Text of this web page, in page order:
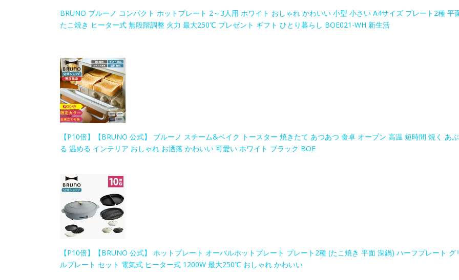
BRUNO ブルーノ コンパクト ホットプレート 2～3人用 ホワイト おしゃれ かわいい 小型 小さい A4サイズ プレート2種 平
たこ焼き ヒーター式 無段階調整 火力 最大250℃ プレゼント ギフト ひとり暮らし BOE021-WH 新生活
【P10倍】【BRUNO 公式】 ブルーノ スチーム&ベイク トースター 焼きたて あつあつ 食卓 オープン 高温 短時間 焼く あぶ
る 温める インテリア おしゃれ お洒落 かわいい 可愛い ホワイト ブラック BOE
【P10倍】【BRUNO 公式】 ホットプレート オーバルホットプレート プレート2種 (たこ焼き 平面 深鍋) ハーフプレート グ
ルプレート セット 電気式 ヒーター式 1200W 最大250℃ おしゃれ かわいい